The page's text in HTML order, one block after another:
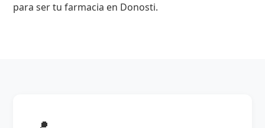
para ser tu farmacia en Donosti.